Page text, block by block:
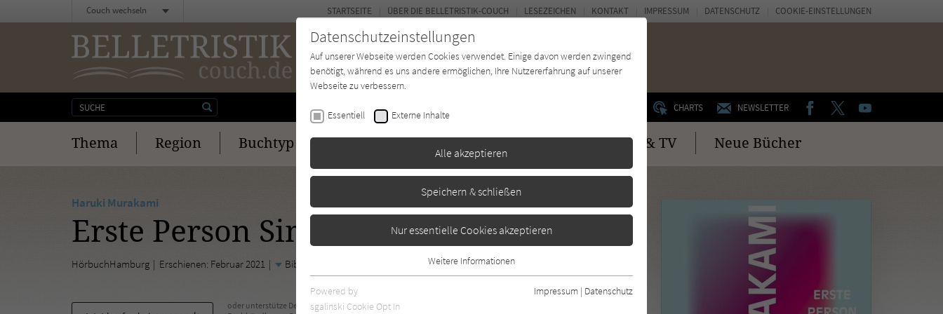
CHARTS NEWSLETTER FACEBOOKTWITTERYOUTUBE
Thema Region Buchtyp Autor*in Verlage Magazin Kino & TV Neue Bücher
STARTSEITE ÜBER DIE BELLETRISTIK-COUCH LESEZEICHEN KONTAKT IMPRESSUM DATENSCHUTZ COOKIE-EINSTELLUNGEN
Couch wechseln
Haruki Murakami
Erste Person Singular
HörbuchHamburg Erschienen: Februar 2021 Bibliogr. Angaben
oder unterstütze Deinen
Datenschutzeinstellungen
Auf unserer Webseite werden Cookies verwendet. Einige davon werden zwingend
benötigt, während es uns andere ermöglichen, Ihre Nutzererfahrung auf unserer
Webseite zu verbessern.
Essentiell Externe Inhalte
Alle akzeptieren
Speichern & schließen
Nur essentielle Cookies akzeptieren
Essentielle Cookies werden für grundlegende Funktionen der Webseite
benötigt. Dadurch ist gewährleistet, dass die Webseite einwandfrei
Weitere Informationen
Powered by
sgalinski Cookie Opt In
Impressum | Datenschutz